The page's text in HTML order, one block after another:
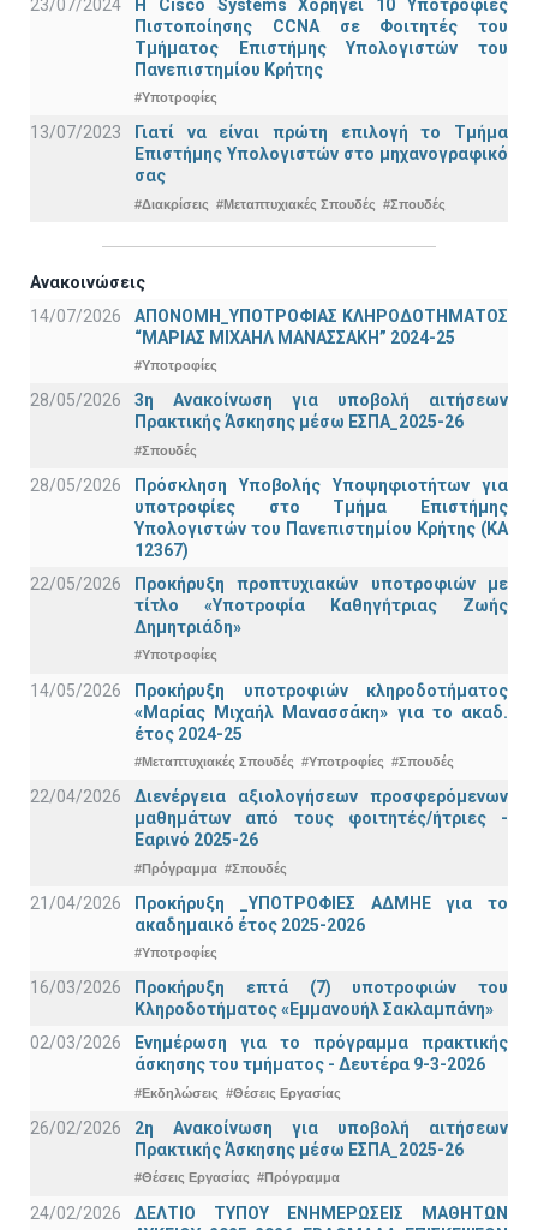
23/07/2024
Η Cisco Systems Χορηγεί 10 Υποτροφίες
Πιστοποίησης CCNA σε Φοιτητές του
Τμήματος Επιστήμης Υπολογιστών του
Πανεπιστημίου Κρήτης
#Υποτροφίες
13/07/2023
Γιατί να είναι πρώτη επιλογή το Τμήμα
Επιστήμης Υπολογιστών στο μηχανογραφικό
σας
#Διακρίσεις #Μεταπτυχιακές Σπουδές #Σπουδές
Ανακοινώσεις
14/07/2026
ΑΠΟΝΟΜΗ_ΥΠΟΤΡΟΦΙΑΣ ΚΛΗΡΟΔΟΤΗΜΑΤΟΣ
“ΜΑΡΙΑΣ ΜΙΧΑΗΛ ΜΑΝΑΣΣΑΚΗ” 2024-25
#Υποτροφίες
28/05/2026
3η Ανακοίνωση για υποβολή αιτήσεων
Πρακτικής Άσκησης μέσω ΕΣΠΑ_2025-26
#Σπουδές
28/05/2026
Πρόσκληση Υποβολής Υποψηφιοτήτων για
υποτροφίες στο Τμήμα Επιστήμης
Υπολογιστών του Πανεπιστημίου Κρήτης (ΚΑ
12367)
22/05/2026
Προκήρυξη προπτυχιακών υποτροφιών με
τίτλο «Υποτροφία Καθηγήτριας Ζωής
Δημητριάδη»
#Υποτροφίες
14/05/2026
Προκήρυξη υποτροφιών κληροδοτήματος
«Μαρίας Μιχαήλ Μανασσάκη» για το ακαδ.
έτος 2024-25
#Μεταπτυχιακές Σπουδές #Υποτροφίες #Σπουδές
22/04/2026
Διενέργεια αξιολογήσεων προσφερόμενων
μαθημάτων από τους φοιτητές/ήτριες -
Εαρινό 2025-26
#Πρόγραμμα #Σπουδές
21/04/2026
Προκήρυξη _ΥΠΟΤΡΟΦΙΕΣ ΑΔΜΗΕ για το
ακαδημαικό έτος 2025-2026
#Υποτροφίες
16/03/2026
Προκήρυξη επτά (7) υποτροφιών του
Κληροδοτήματος «Εμμανουήλ Σακλαμπάνη»
02/03/2026
Ενημέρωση για το πρόγραμμα πρακτικής
άσκησης του τμήματος - Δευτέρα 9-3-2026
#Εκδηλώσεις #Θέσεις Εργασίας
26/02/2026
2η Ανακοίνωση για υποβολή αιτήσεων
Πρακτικής Άσκησης μέσω ΕΣΠΑ_2025-26
#Θέσεις Εργασίας #Πρόγραμμα
24/02/2026
ΔΕΛΤΙΟ ΤΥΠΟΥ ΕΝΗΜΕΡΩΣΕΙΣ ΜΑΘΗΤΩΝ